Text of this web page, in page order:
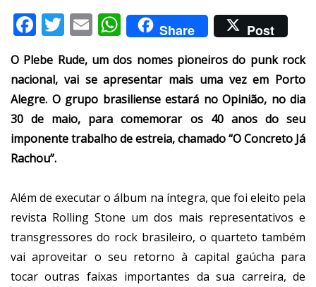
Facebook
Twitter
EmailWhatsApp
Share Post
O Plebe Rude, um dos nomes pioneiros do punk rock
nacional, vai se apresentar mais uma vez em Porto
Alegre. O grupo brasiliense estará no Opinião, no dia
30 de maio, para comemorar os 40 anos do seu
imponente trabalho de estreia, chamado “O Concreto Já
Rachou”.
Além de executar o álbum na íntegra, que foi eleito pela
revista Rolling Stone um dos mais representativos e
transgressores do rock brasileiro, o quarteto também
vai aproveitar o seu retorno à capital gaúcha para
tocar outras faixas importantes da sua carreira, de